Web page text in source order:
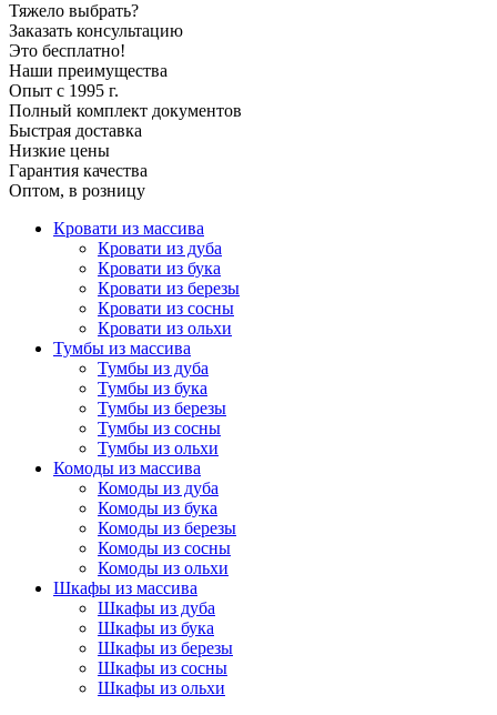
Тяжело выбрать?
Заказать консультацию
Это бесплатно!
Наши преимущества
Опыт с 1995 г.
Полный комплект документов
Быстрая доставка
Низкие цены
Гарантия качества
Оптом, в розницу
Кровати из массива
Кровати из дуба
Кровати из бука
Кровати из березы
Кровати из сосны
Кровати из ольхи
Тумбы из массива
Тумбы из дуба
Тумбы из бука
Тумбы из березы
Тумбы из сосны
Тумбы из ольхи
Комоды из массива
Комоды из дуба
Комоды из бука
Комоды из березы
Комоды из сосны
Комоды из ольхи
Шкафы из массива
Шкафы из дуба
Шкафы из бука
Шкафы из березы
Шкафы из сосны
Шкафы из ольхи